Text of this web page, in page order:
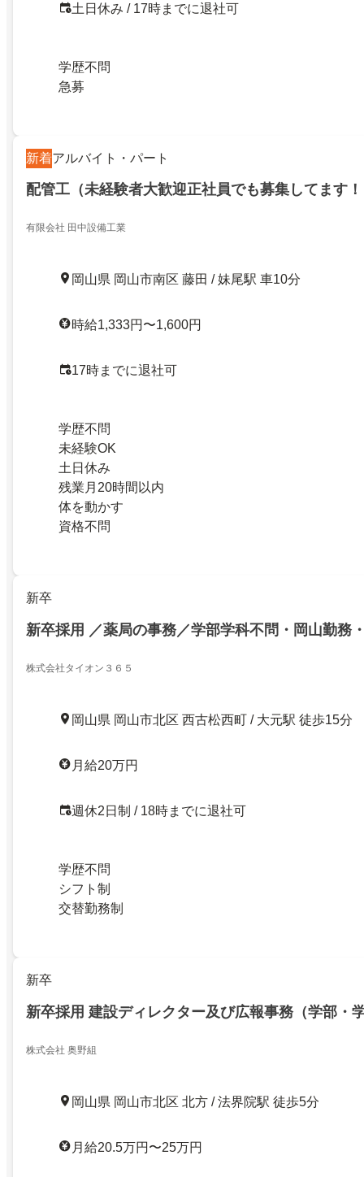
土日休み / 17時までに退社可
学歴不問
急募
新着アルバイト・パート
配管工（未経験者大歓迎正社員でも募集してます
有限会社 田中設備工業
岡山県 岡山市南区 藤田 / 妹尾駅 車10分
時給1,333円〜1,600円
17時までに退社可
学歴不問
未経験OK
土日休み
残業月20時間以内
体を動かす
資格不問
新卒
新卒採用 ／薬局の事務／学部学科不問・岡山勤務
株式会社タイオン３６５
岡山県 岡山市北区 西古松西町 / 大元駅 徒歩15分
月給20万円
週休2日制 / 18時までに退社可
学歴不問
シフト制
交替勤務制
新卒
新卒採用 建設ディレクター及び広報事務（学部・
株式会社 奥野組
岡山県 岡山市北区 北方 / 法界院駅 徒歩5分
月給20.5万円〜25万円